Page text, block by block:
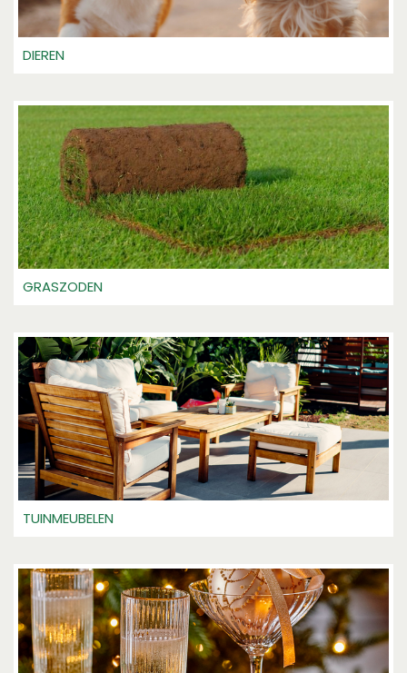
DIEREN
GRASZODEN
TUINMEUBELEN